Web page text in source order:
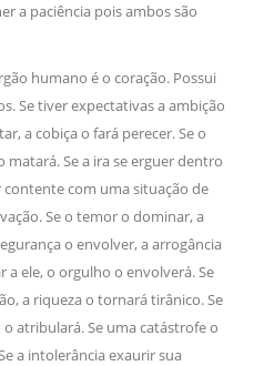
a paciência pois ambos são
humano é o coração. Possui
Se tiver expectativas a ambição
a cobiça o fará perecer. Se o
Se a ira se erguer dentro
contente com uma situação de
Se o temor o dominar, a
o envolver, a arrogância
a ele, o orgulho o envolverá. Se
a riqueza o tornará tirânico. Se
atribulará. Se uma catástrofe o
a intolerância exaurir sua